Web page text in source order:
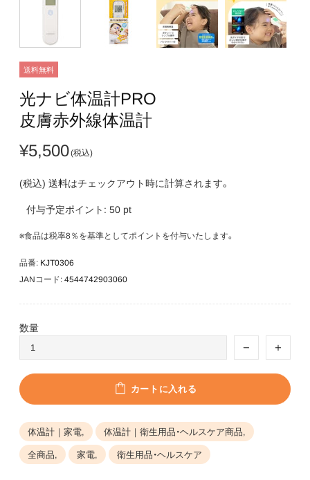
送料無料
光ナビ体温計PRO
皮膚赤外線体温計
¥5,500
(税込) 送料はチェックアウト時に計算されます。
付与予定ポイント: 50 pt
※食品は税率8％を基準としてポイントを付与いたします。
品番: KJT0306
JANコード: 4544742903060
数量
カートに入れる
体温計｜家電, 体温計｜衛生用品・ヘルスケア商品,
全商品, 家電, 衛生用品・ヘルスケア